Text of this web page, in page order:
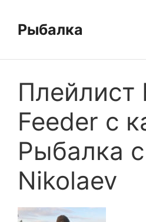
содержимому
Рыбалка
Плейлист
Feeder с
Рыбалка
Nikolaev